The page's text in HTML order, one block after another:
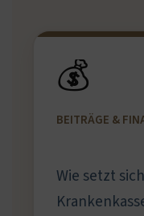
💰
BEITRÄGE &
Wie setzt